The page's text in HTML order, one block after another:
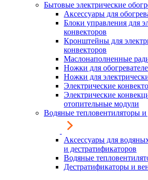
Бытовые электрические
Аксессуары для
Блоки управления для
конвекторов
Кронштейны для
конвекторов
Маслонаполненные
Ножки для
Ножки для
Электрические
Электрические
отопительные модули
Водяные тепловентиляторы
Аксессуары для
и дестратификаторов
Водяные
Дестратификаторы и